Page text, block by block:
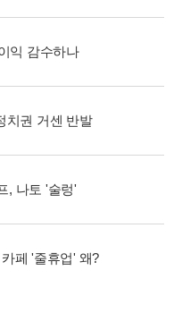
익 감수하나
치권 거센 반발
, 나토 '술렁'
페 '줄휴업' 왜?